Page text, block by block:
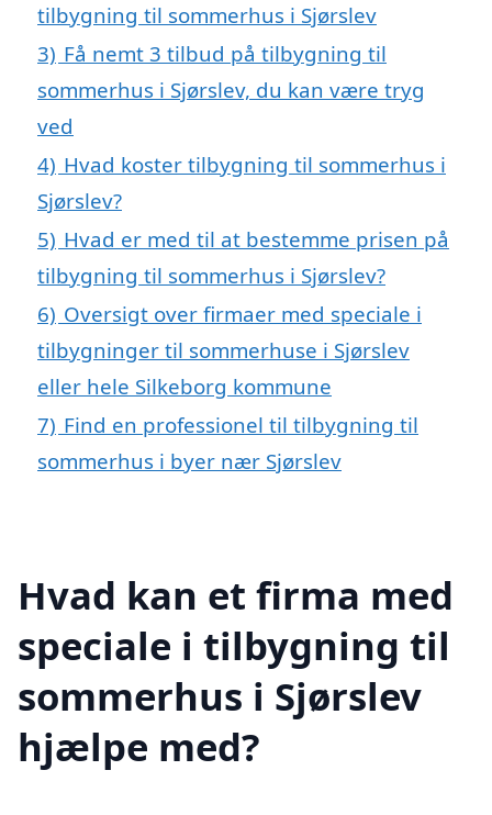
tilbygning til sommerhus i Sjørslev
3) Få nemt 3 tilbud på tilbygning til
sommerhus i Sjørslev, du kan være tryg
ved
4) Hvad koster tilbygning til sommerhus i
Sjørslev?
5) Hvad er med til at bestemme prisen på
tilbygning til sommerhus i Sjørslev?
6) Oversigt over firmaer med speciale i
tilbygninger til sommerhuse i Sjørslev
eller hele Silkeborg kommune
7) Find en professionel til tilbygning til
sommerhus i byer nær Sjørslev
Hvad kan et firma med
speciale i tilbygning til
sommerhus i Sjørslev
hjælpe med?